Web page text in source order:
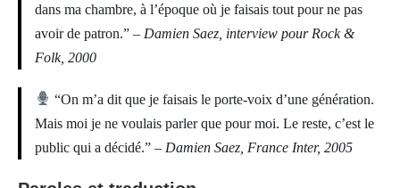
dans ma chambre, à l’époque où je faisais tout pour ne pas
avoir de patron.” – Damien Saez, interview pour Rock &
Folk, 2000
“On m’a dit que je faisais le porte-voix d’une génération.
Mais moi je ne voulais parler que pour moi. Le reste, c’est le
public qui a décidé.” – Damien Saez, France Inter, 2005